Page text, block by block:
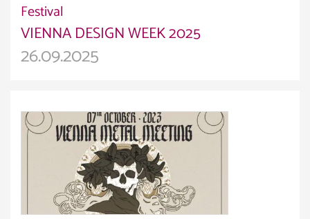
Festival
VIENNA DESIGN WEEK 2025
26.09.2025